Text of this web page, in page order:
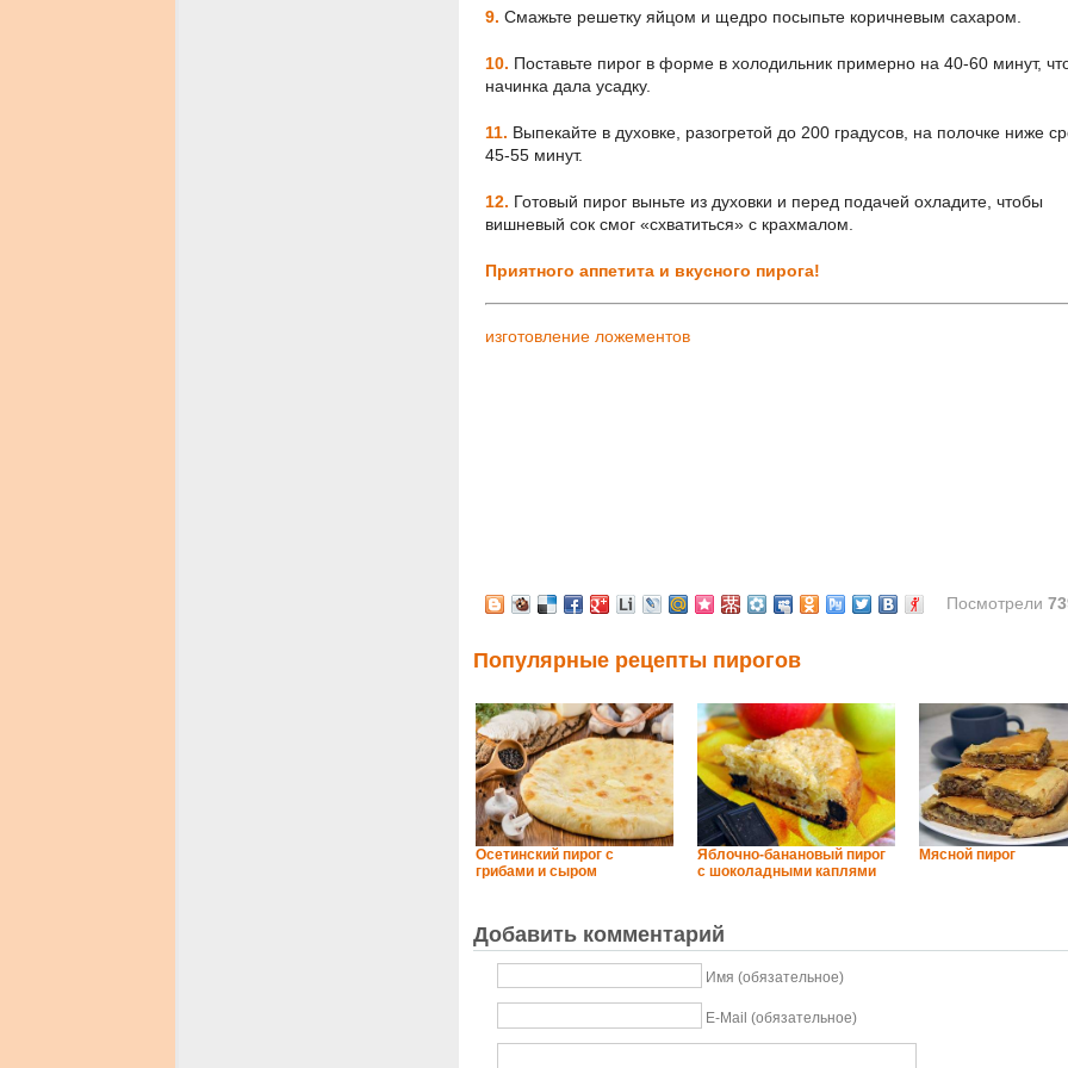
9. Смажьте решетку яйцом и щедро посыпьте коричневым сахаром.
10. Поставьте пирог в форме в холодильник примерно на 40-60 минут,
начинка дала усадку.
11. Выпекайте в духовке, разогретой до 200 градусов, на полочке ниже
45-55 минут.
12. Готовый пирог выньте из духовки и перед подачей охладите, чтобы
вишневый сок смог «схватиться» с крахмалом.
Приятного аппетита и вкусного пирога!
изготовление ложементов
Посмотрели
Популярные рецепты пирогов
Осетинский пирог с
грибами и сыром
Яблочно-банановый пирог
с шоколадными каплями
Мясной пирог
Добавить комментарий
Имя (обязательное)
E-Mail (обязательное)